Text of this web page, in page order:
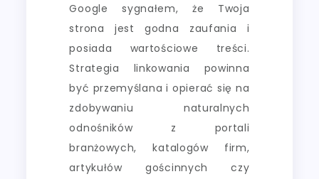
Google sygnałem, że Twoja
strona jest godna zaufania i
posiada wartościowe treści.
Strategia linkowania powinna
być przemyślana i opierać się na
zdobywaniu naturalnych
odnośników z portali
branżowych, katalogów firm,
artykułów gościnnych czy